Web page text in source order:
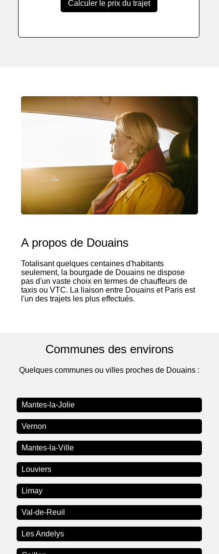
Calculer le prix du trajet
A propos de Douains
Totalisant quelques centaines d'habitants
seulement, la bourgade de Douains ne dispose
pas d'un vaste choix en termes de chauffeurs de
taxis ou VTC. La liaison entre Douains et Paris est
l'un des trajets les plus effectués.
Communes des environs
Quelques communes ou villes proches de Douains :
Mantes-la-Jolie
Vernon
Mantes-la-Ville
Louviers
Limay
Val-de-Reuil
Les Andelys